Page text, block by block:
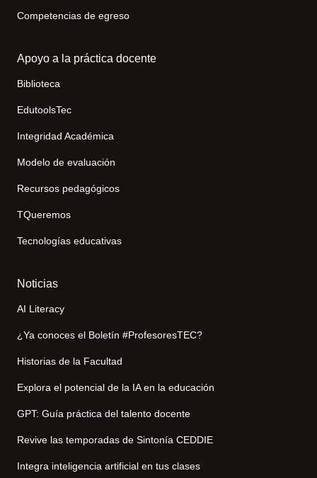
Competencias de egreso
Apoyo a la práctica docente
Biblioteca
EdutoolsTec
Integridad Académica
Modelo de evaluación
Recursos pedagógicos
TQueremos
Tecnologías educativas
Noticias
AI Literacy
¿Ya conoces el Boletín #ProfesoresTEC?
Historias de la Facultad
Explora el potencial de la IA en la educación
GPT: Guía práctica del talento docente
Revive las temporadas de Sintonía CEDDIE
Integra inteligencia artificial en tus clases